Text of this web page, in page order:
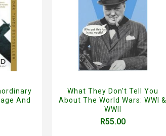
And
What They Don't Tell You
About The World Wars: WWI &
WWII
R55.00